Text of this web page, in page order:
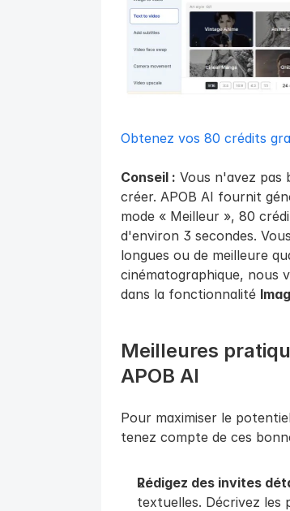
Obtenez vos 80 crédits
Conseil : Vous n'avez pas
créer. APOB AI fournit
mode « Meilleur », 80
d'environ 3 secondes.
longues ou de meilleure
cinématographique, nous
dans la fonctionnalité
Meilleures
APOB AI
Pour maximiser le
tenez compte de ces
Rédigez des invites
textuelles. Décrivez les